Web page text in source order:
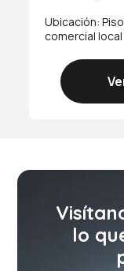
Ubicación:
comercial
lo